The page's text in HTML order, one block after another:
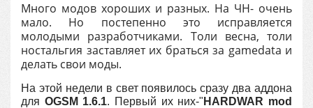
Много модов хороших и разных. На ЧН- очень
мало. Но постепенно это исправляется
молодыми разработчиками. Толи весна, толи
ностальгия заставляет их браться за gamedata и
делать свои моды.
На этой недели в свет появилось сразу два аддона
для OGSM 1.6.1. Первый их них-" HARDWAR mod